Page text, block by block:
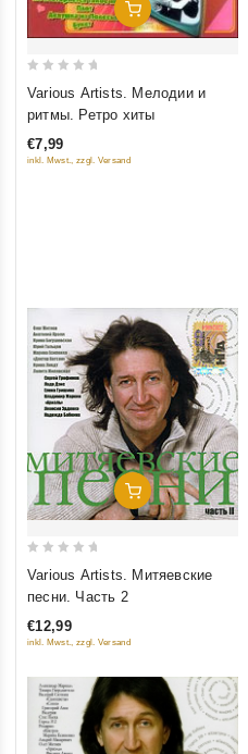
Добавить В Корзину
5
Various Artists. Мелодии и
ритмы. Ретро хиты
€7,99
inkl. Mwst., zzgl. Versand
Добавить В Корзину
5
Various Artists. Митяевские
песни. Часть 2
€12,99
inkl. Mwst., zzgl. Versand